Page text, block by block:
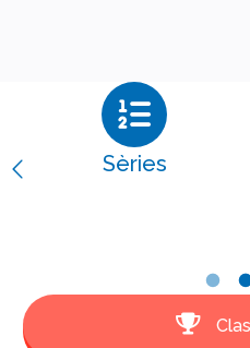
Sèries